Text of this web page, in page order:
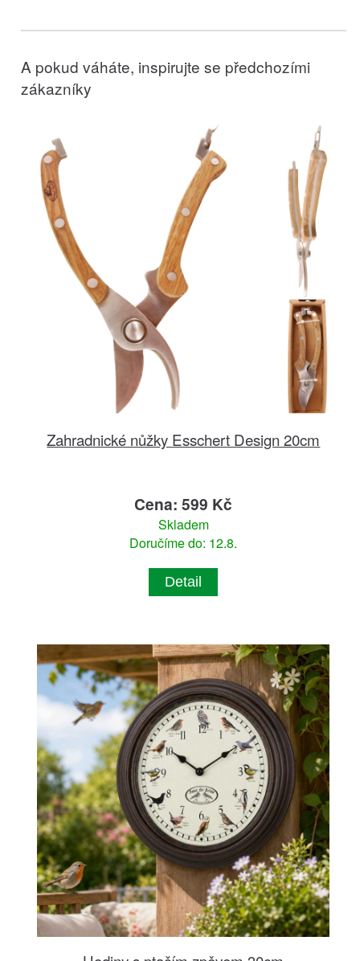
A pokud váháte, inspirujte se předchozími
zákazníky
Zahradnické nůžky Esschert Design 20cm
Cena: 599 Kč
Skladem
Doručíme do: 12.8.
Detail